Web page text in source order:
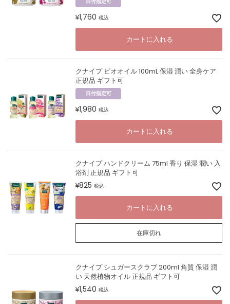
¥1,760 税込
カートに入れる
クナイプ ビオオイル 100mL 保湿 潤い 全身ケア
正規品 ギフト可
日付指定可
¥1,980 税込
カートに入れる
クナイプ ハンドクリーム 75ml 香り 保湿 潤い 入
浴剤 正規品 ギフト可
¥825 税込
カートに入れる
在庫切れ
クナイプ シュガースクラブ 200ml 角質 保湿 潤
い 天然植物オイル 正規品 ギフト可
¥1,540 税込